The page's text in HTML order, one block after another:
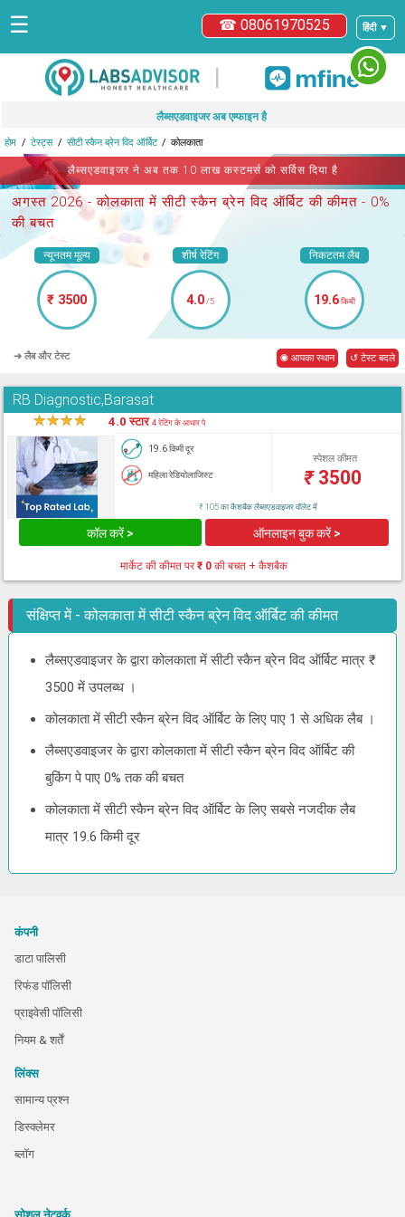
हिंदी ▼
☎ 08061970525
☰
|
लैब्सएडवाइजर अब एम्फाइन है
होम टेस्ट्स सीटी स्कैन ब्रेन विद ऑर्बिट कोलकाता
लैब्सएडवाइजर ने अब तक 10 लाख कस्टमर्स को सर्विस दिया है
अगस्त 2026 -कोलकाता में सीटी स्कैन ब्रेन विद ऑर्बिट की कीमत - 0%
की बचत
न्यूनतम मूल्य
₹ 3500
शीर्ष रेटिंग
4.0/5
निकटतम लैब
19.6किमी
➜ लैब और टेस्ट ◉ आपका स्थान ↺ टेस्ट बदले
RB Diagnostic,Barasat
★★★★ 4.0 स्टार4 रेटिंग के आधार पे
19.6 किमी दूर
महिला रेडियोलाजिस्ट
स्पेशल कीमत
₹3500
₹ 105 का कैशबैक लैब्सएडवाइजर वॉलेट में
कॉल करें > ऑनलाइन बुक करें >
मार्केट की कीमत पर₹ 0की बचत + कैशबैक
संक्षिप्त में - कोलकाता में सीटी स्कैन ब्रेन विद ऑर्बिट की कीमत
लैब्सएडवाइजर के द्वारा कोलकाता में सीटी स्कैन ब्रेन विद ऑर्बिट मात्र ₹
3500 में उपलब्ध ।
कोलकाता में सीटी स्कैन ब्रेन विद ऑर्बिट के लिए पाए 1 से अधिक लैब ।
लैब्सएडवाइजर के द्वारा कोलकाता में सीटी स्कैन ब्रेन विद ऑर्बिट की
बुकिंग पे पाए 0% तक की बचत
कोलकाता में सीटी स्कैन ब्रेन विद ऑर्बिट के लिए सबसे नजदीक लैब
मात्र 19.6 किमी दूर
कंपनी
डाटा पालिसी
रिफंड पॉलिसी
प्राइवेसी पॉलिसी
नियम & शर्तें
लिंक्स
सामान्य प्रश्न
डिस्क्लेमर
ब्लॉग